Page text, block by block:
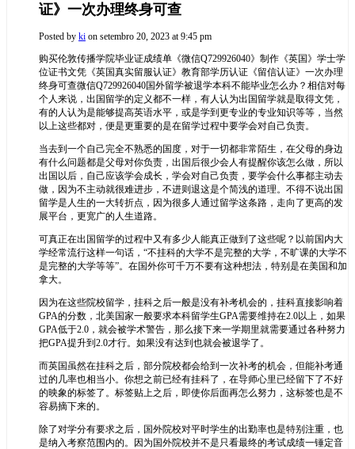
证》一次办理终身可查
Posted by ki on setembro 20, 2023 at 9:45 pm
购买伦敦传播学院毕业证成绩单《微信Q729926040》制作《英国》学士学
位证书文凭《英国真实留服认证》教育部学历认证《留信认证》一次办理
终身可查微信Q729926040国外留学被退学本科不能毕业怎么办？相信对每
个人来说，出国留学的定义都不一样，有人认为出国留学就是取得文凭，
有的人认为是能够提高英语水平，或是学到更专业的专业知识等等，当然
以上这些都对，便是更重要的是在留学过程中要学会对自己负责。
当去到一个自己完全不熟悉的国度，对于一切都非常陌生，在父母的身边
有什么问题都是父母对你负责，出国后很少会人有提醒你该怎么做，所以
出国以后，自己应该学会成长，学会对自己负责，要学会什么事都主动去
做，因为不主动就很难进步，不进则退这是个简浅的道理。不得不说出国
留学是人生的一大转折点，因为很多人通过留学这条路，走向了更高的发
展平台，更宽广的人生道路。
可真正在出国留学的过程中又有多少人能真正做到了这些呢？以前国内大
学经常流行这样一句话，“不挂科的大学不是完整的大学，不旷课的大学不
是完整的大学等等”。在国外你可千万不要有这种想法，特别是在美国和加
拿大。
因为在这些院校留学，挂科之后一般是没有补考机会的，挂科直接影响着
GPA的分数，北美国家一般要求本科留学生GPA需要维持在2.0以上，如果
GPA低于2.0，就会被学术警告，那么接下来一学期里就需要通过各种努力
把GPA提升到2.0才行。如果没有达到也就会被退学了。
而英国虽然在挂科之后，部分院校都会给到一次补考的机会，但能补考通
过的几率也相当小。你想之前已经有挂科了，在导师心里已经留下了不好
的映象的标签了。标签贴上之后，即使你后面再怎么努力，这标签也是不
容易摘下来的。
除了对学分有要求之后，国外院校对平时学生的出勤率也是特别注重，也
是纳入考察范围内的。因为国外院校并不是只看最终的考试成绩一锤定音